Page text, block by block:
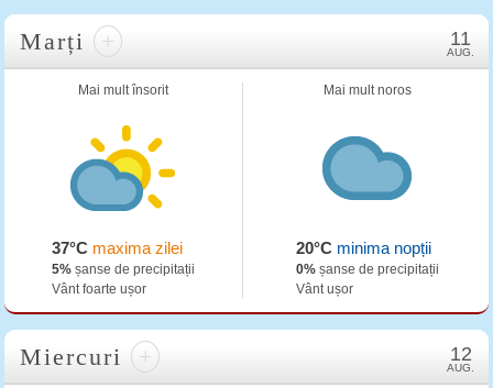
Marți + 11
AUG.
Mai mult însorit
37°C maxima zilei
5% șanse de precipitații
Vânt foarte ușor
Mai mult noros
20°Cminima nopții
0%șanse de precipitații
Vânt ușor
Miercuri + 12
AUG.